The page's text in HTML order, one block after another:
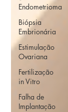
Endometrioma
Biópsia
Embrionária
Estimulação
Ovariana
Fertilização
in Vitro
Falha de
Implantação